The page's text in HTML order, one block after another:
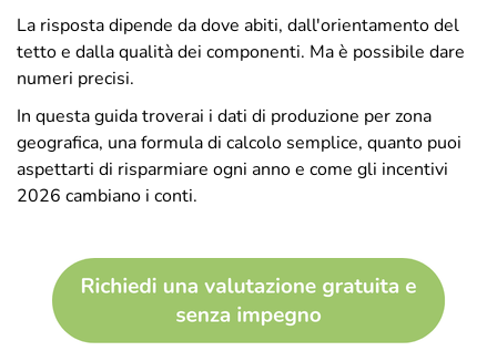
La risposta dipende da dove abiti, dall'orientamento del
tetto e dalla qualità dei componenti. Ma è possibile dare
numeri precisi.
In questa guida troverai i dati di produzione per zona
geografica, una formula di calcolo semplice, quanto puoi
aspettarti di risparmiare ogni anno e come gli incentivi
2026 cambiano i conti.